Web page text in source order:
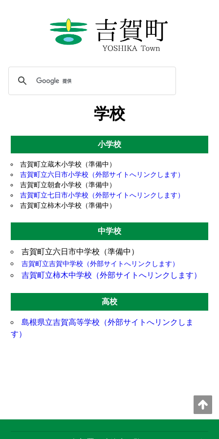
学校
小学校
吉賀町立蔵木小学校（準備中）
吉賀町立六日市小学校（外部サイトへリンクします）
吉賀町立朝倉小学校（準備中）
吉賀町立七日市小学校（外部サイトへリンクします）
吉賀町立柿木小学校（準備中）
中学校
吉賀町立六日市中学校（準備中）
吉賀町立吉賀中学校（外部サイトへリンクします）
吉賀町立柿木中学校（外部サイトへリンクします）
高校
島根県立吉賀高等学校（外部サイトへリンクしま
す）